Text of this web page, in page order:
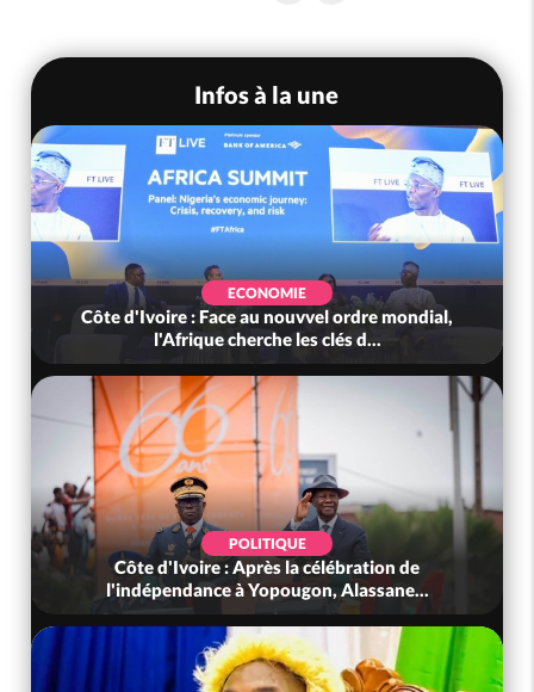
Infos à la une
ECONOMIE
Côte d'Ivoire : Face au nouvvel ordre mondial,
l'Afrique cherche les clés d...
POLITIQUE
Côte d'Ivoire : Après la célébration de
l'indépendance à Yopougon, Alassane...